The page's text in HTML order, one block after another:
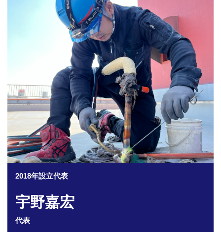
2018年設立代表
宇野嘉宏
代表